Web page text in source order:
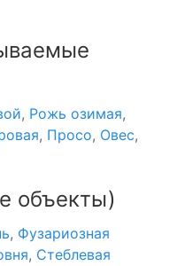
, Рожь озимая,
, Просо, Овес,
объекты)
, Фузариозная
, Стеблевая